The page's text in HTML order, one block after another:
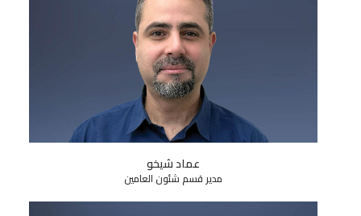
عماد شيخو
مدير قسم شئون العامين